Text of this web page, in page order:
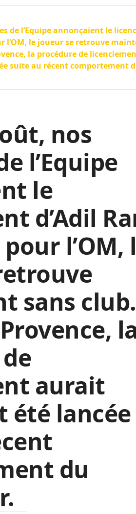
de l’Equipe annonçaient le
l’OM, le joueur se retrouve
la procédure de
suite au récent comportement
nos
l’Equipe
le
d’Adil
l’OM,
sans
aurait
été lancée
du